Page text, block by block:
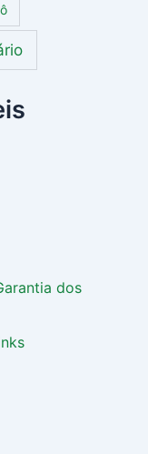
dos